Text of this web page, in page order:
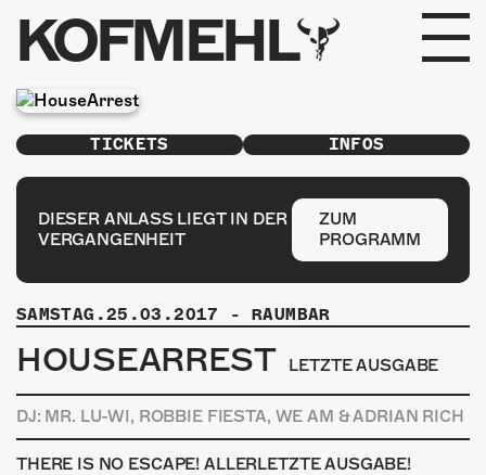
KOFMEHL
PROGRAMM
FABRIKGEFLÜSTER
GALERIE
FOTOGALERIE
PHOTOMAT
INFOS
KONTAKT
TICKETS INFOS
DIESER ANLASS LIEGT IN DER
VERGANGENHEIT
ZUM
PROGRAMM
SAMSTAG.25.03.2017 - RAUMBAR
HOUSEARREST LETZTE AUSGABE
DJ: MR. LU-WI, ROBBIE FIESTA, WE AM & ADRIAN RICH
THERE IS NO ESCAPE! ALLERLETZTE AUSGABE!